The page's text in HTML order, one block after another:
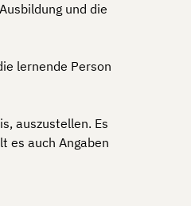
und die
lernende Person
auszustellen. Es
es auch Angaben